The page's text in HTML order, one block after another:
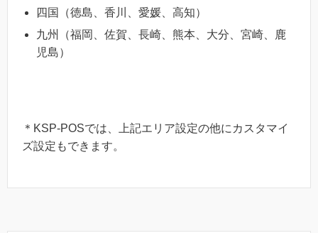
四国（徳島、香川、愛媛、高知）
九州（福岡、佐賀、長崎、熊本、大分、宮崎、鹿
児島）
＊KSP-POSでは、上記エリア設定の他にカスタマイ
ズ設定もできます。